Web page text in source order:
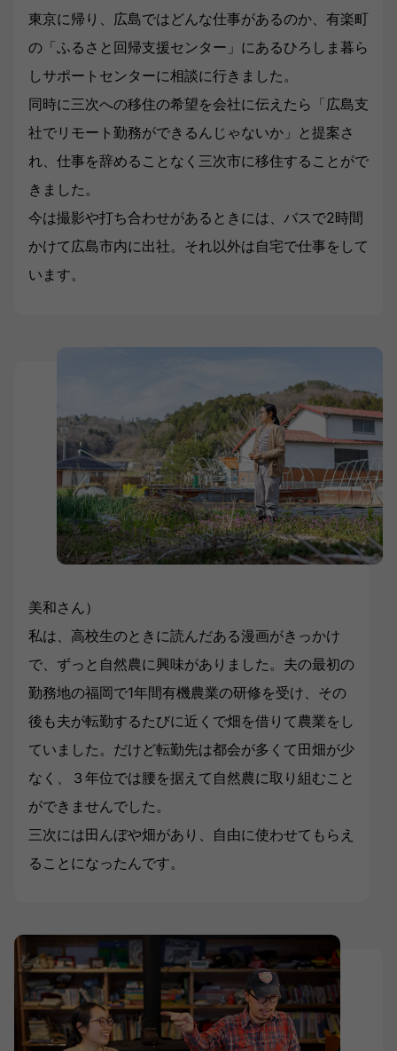
東京に帰り、広島ではどんな仕事があるのか、有楽町
の「ふるさと回帰支援センター」にあるひろしま暮ら
しサポートセンターに相談に行きました。
同時に三次への移住の希望を会社に伝えたら「広島支
社でリモート勤務ができるんじゃないか」と提案さ
れ、仕事を辞めることなく三次市に移住することがで
きました。
今は撮影や打ち合わせがあるときには、バスで2時間
かけて広島市内に出社。それ以外は自宅で仕事をして
います。
美和さん）
私は、高校生のときに読んだある漫画がきっかけ
で、ずっと自然農に興味がありました。夫の最初の
勤務地の福岡で1年間有機農業の研修を受け、その
後も夫が転勤するたびに近くで畑を借りて農業をし
ていました。だけど転勤先は都会が多くて田畑が少
なく、３年位では腰を据えて自然農に取り組むこと
ができませんでした。
三次には田んぼや畑があり、自由に使わせてもらえ
ることになったんです。